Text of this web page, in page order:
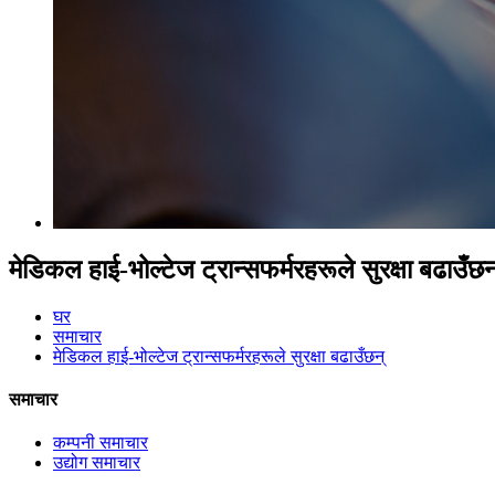
मेडिकल हाई-भोल्टेज ट्रान्सफर्मरहरूले सुरक्षा
घर
समाचार
मेडिकल हाई-भोल्टेज ट्रान्सफर्मरहरूले सुरक्षा बढाउँछन्
समाचार
कम्पनी समाचार
उद्योग समाचार